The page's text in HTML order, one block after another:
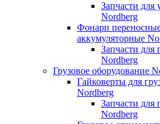
Запчасти для
Nordberg
Фонари
аккумуляторные
Запчасти для
Nordberg
Грузовое оборудование
Гайковерты для
Nordberg
Запчасти для
Nordberg